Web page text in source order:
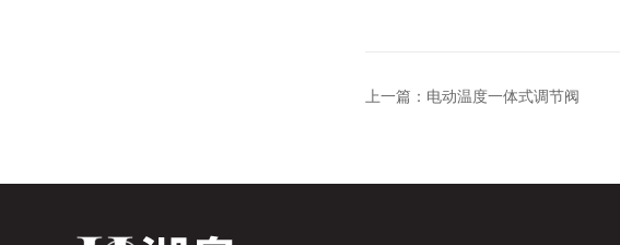
上一篇： 电动温度一体式调节阀